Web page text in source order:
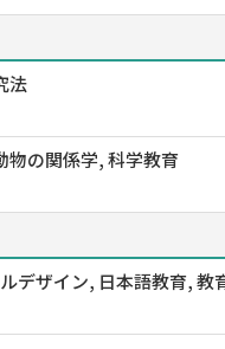
法
物の関係学, 科学教育
デザイン, 日本語教育, 教